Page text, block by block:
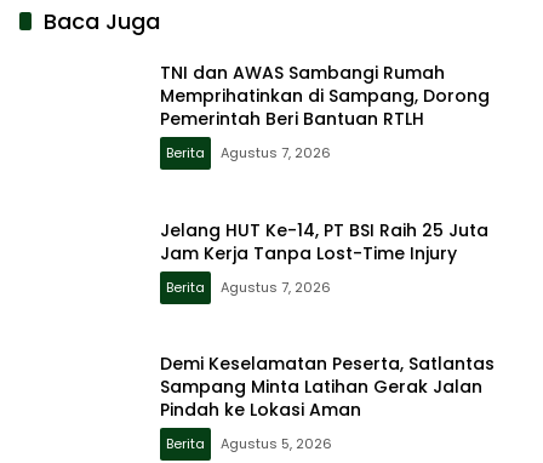
Baca Juga
TNI dan AWAS Sambangi Rumah
Memprihatinkan di Sampang, Dorong
Pemerintah Beri Bantuan RTLH
Berita Agustus 7, 2026
Jelang HUT Ke-14, PT BSI Raih 25 Juta
Jam Kerja Tanpa Lost-Time Injury
Berita Agustus 7, 2026
Demi Keselamatan Peserta, Satlantas
Sampang Minta Latihan Gerak Jalan
Pindah ke Lokasi Aman
Berita Agustus 5, 2026